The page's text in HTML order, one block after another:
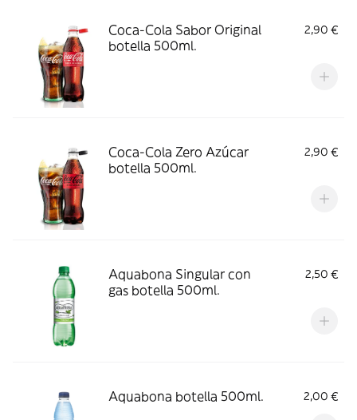
Coca-Cola Sabor Original
botella 500ml.
2,90 €
Coca-Cola Zero Azúcar
botella 500ml.
2,90 €
Aquabona Singular con
gas botella 500ml.
2,50 €
Aquabona botella 500ml. 2,00 €